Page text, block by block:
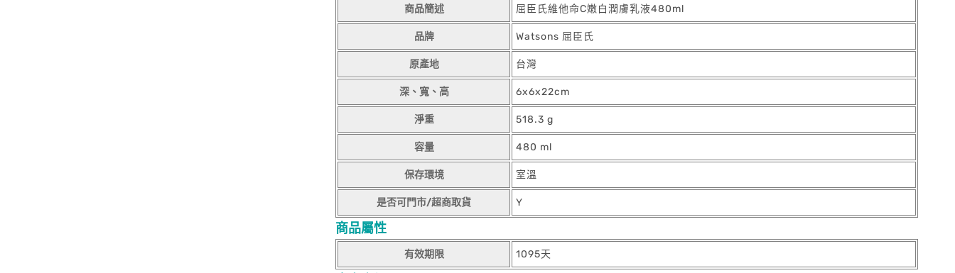
商品簡述 屈臣氏維他命C嫩白潤膚乳液480ml
品牌 Watsons 屈臣氏
原產地 台灣
深、寬、高 6x6x22cm
淨重 518.3 g
容量 480 ml
保存環境 室溫
是否可門市/超商取貨 Y
商品屬性
有效期限 1095天